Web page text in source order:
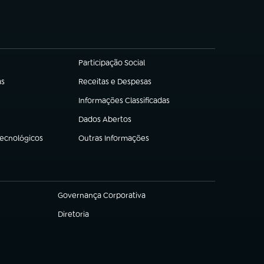
Participação Social
(abre em nova aba)
Receitas e Despesas
(abre em nova aba)
Informações Classificadas
(abre em nova aba)
Dados Abertos
(abre em nova aba)
Outras Informações
(abre em nova aba)
Governança Corporativa
(abre em nova aba)
Diretoria
(abre em nova aba)